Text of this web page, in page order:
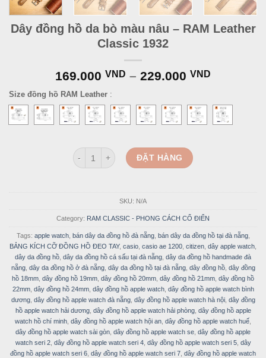
Dây đồng hồ da bò màu nâu – RAM Leather
Classic 1932
169.000 VND – 229.000 VND
Size đồng hồ RAM Leather :
Dây đồng hồ da bò màu nâu - RAM Leather Classic
ĐẶT HÀNG
SKU: N/A
Category: RAM CLASSIC - PHONG CÁCH CỔ ĐIỂN
Tags: apple watch, bán dây da đồng hồ đà nẵng, bán dây da đồng hồ tại đà nẵng,
BẢNG KÍCH CỠ ĐỒNG HỒ ĐEO TAY, casio casio ae 1200 citizen dây apple watch
dây da đồng hồ dây da đồng hồ cá sấu tại đà nẵng dây da đồng hồ handmade đà
nẵng, dây da đồng hồ ở đà nẵng, dây da đồng hồ tại đà nẵng, dây đồng hồ, dây đồng
hồ 18mm dây đồng hồ 19mm dây đồng hồ 20mm dây đồng hồ 21mm dây đồng hồ
22mm, dây đồng hồ 24mm, dây đồng hồ apple watch, dây đồng hồ apple watch bình
dương, dây đồng hồ apple watch đà nẵng, dây đồng hồ apple watch hà nội, dây đồng
hồ apple watch hải dương, dây đồng hồ apple watch hải phòng, dây đồng hồ apple
watch hồ chí minh dây đồng hồ apple watch hội an dây đồng hồ apple watch huế
dây đồng hồ apple watch sài gòn dây đồng hồ apple watch se dây đồng hồ apple
watch seri 2, dây đồng hồ apple watch seri 4, dây đồng hồ apple watch seri 5, dây
đồng hồ apple watch seri 6 dây đồng hồ apple watch seri 7 dây đồng hồ apple watch